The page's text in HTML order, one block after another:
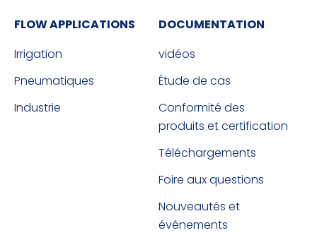
FLOW APPLICATIONS
Irrigation
Pneumatiques
Industrie
DOCUMENTATION
vidéos
Étude de cas
Conformité des
produits et certification
Téléchargements
Foire aux questions
Nouveautés et
événements